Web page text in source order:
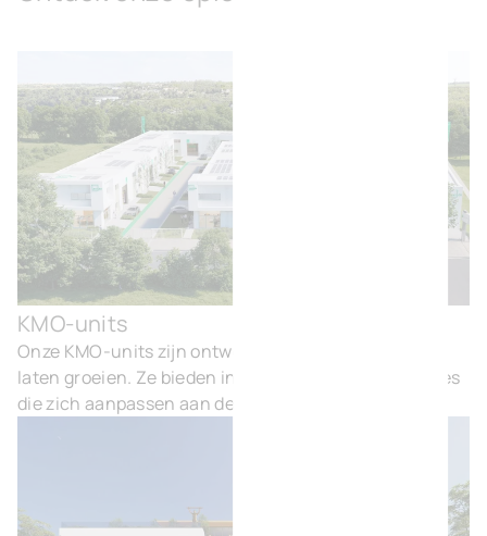
KMO-units
Onze KMO-units zijn ontworpen om ondernemers te
laten groeien. Ze bieden instapklare, flexibele ruimtes
die zich aanpassen aan de behoeften van uw bedrijf.